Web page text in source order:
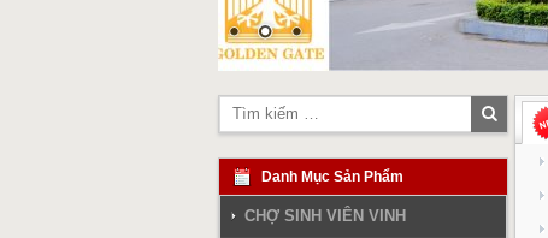
Tìm
kiếm
Danh Mục Sản Phẩm
CHỢ SINH VIÊN VINH